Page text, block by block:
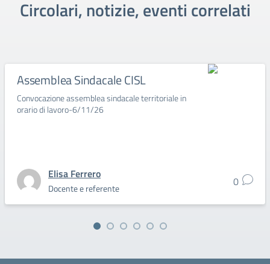
Circolari, notizie, eventi correlati
Assemblea Sindacale CISL
Convocazione assemblea sindacale territoriale in
orario di lavoro-6/11/26
Elisa Ferrero
Docente e referente 0